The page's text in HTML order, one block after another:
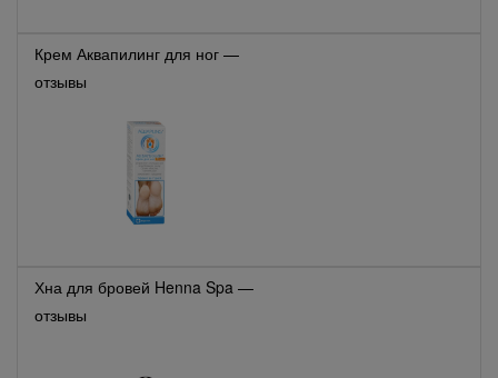
Крем Аквапилинг для ног —
отзывы
Хна для бровей Henna Spa —
отзывы